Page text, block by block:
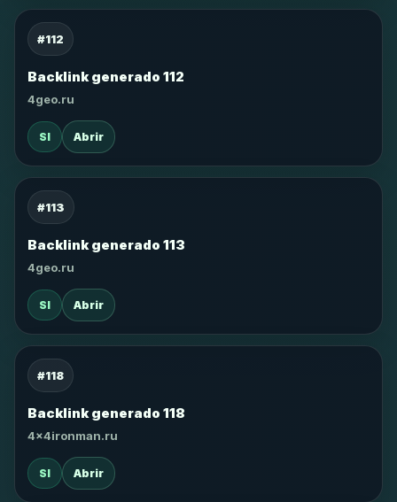
#112
Backlink generado 112
4geo.ru
SI Abrir
#113
Backlink generado 113
4geo.ru
SI Abrir
#118
Backlink generado 118
4x4ironman.ru
SI Abrir